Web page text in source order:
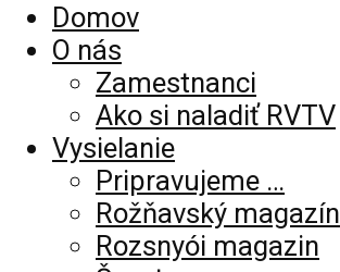
Domov
O nás
Zamestnanci
Ako si naladiť RVTV
Vysielanie
Pripravujeme …
Rožňavský magazín
Rozsnyói magazin